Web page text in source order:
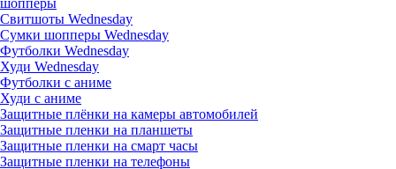
шопперы
Свитшоты Wednesday
Сумки шопперы Wednesday
Футболки Wednesday
Худи Wednesday
Футболки с аниме
Худи с аниме
Защитные плёнки на камеры автомобилей
Защитные пленки на планшеты
Защитные пленки на смарт часы
Защитные пленки на телефоны